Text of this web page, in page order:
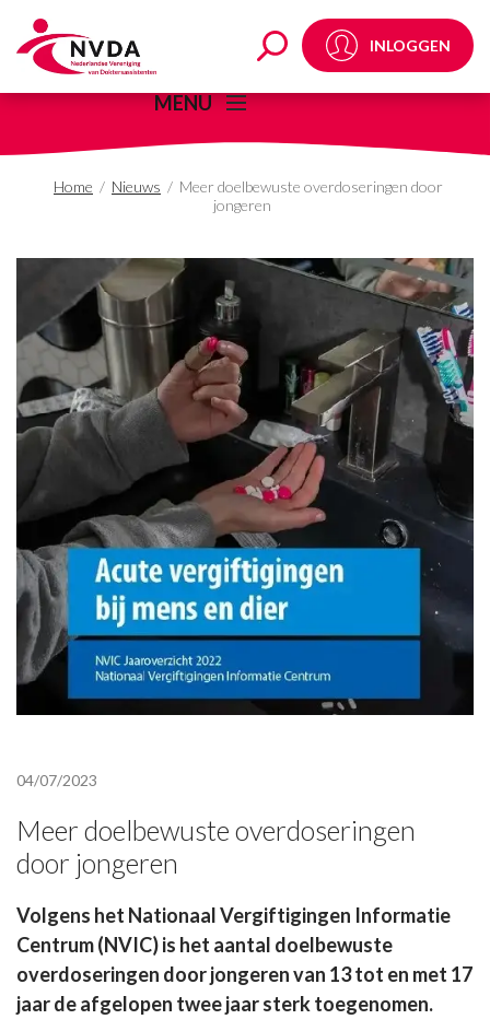
Meer doelbewusteINLOGGEN
MENU
Home / Nieuws / Meer doelbewuste overdoseringen door
jongeren
04/07/2023
Meer doelbewuste overdoseringen
door jongeren
Volgens het Nationaal Vergiftigingen Informatie
Centrum (NVIC) is het aantal doelbewuste
overdoseringen door jongeren van 13 tot en met 17
jaar de afgelopen twee jaar sterk toegenomen.